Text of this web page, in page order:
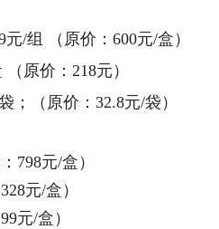
/组 （原价：600元/盒）
原价：218元）
；（原价：32.8元/袋）
798元/盒）
元/盒）
元/盒）